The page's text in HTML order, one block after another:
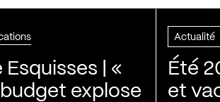
Esquisses | «
explose
Actualité
Été
et